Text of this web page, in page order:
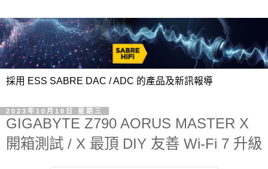
採用 ESS SABRE DAC / ADC 的產品及新訊報導
2023年10月18日 星期三
GIGABYTE Z790 AORUS MASTER X
開箱測試 / X 最頂 DIY 友善 Wi-Fi 7 升級